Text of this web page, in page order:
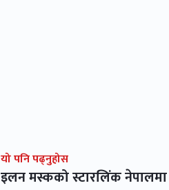
यो पनि पढ्नुहोस
इलन मस्कको स्टारलिंक नेपालमा